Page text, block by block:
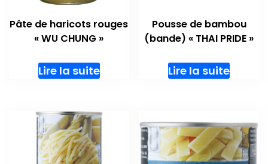
Pâte de haricots rouges
« WU CHUNG »
Lire la suite
Pousse de bambou
(bande) « THAI PRIDE »
Lire la suite